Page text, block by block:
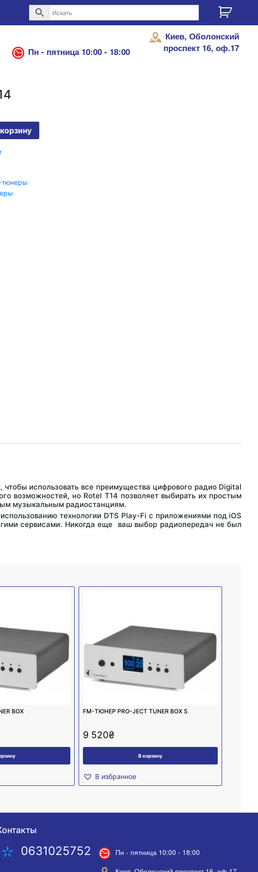
Пн - пятница 10:00 - 18:00
Киев, Оболонский
проспект 16, оф.17
тюнеры
использовать все преимущества цифрового радио Digital
возможностей, но Rotel T14 позволяет выбирать их простым
музыкальным радиостанциям.
технологии DTS Play-Fi с приложениями под iOS
сервисами. Никогда еще ваш выбор радиопередач не был
BOX FM-ТЮНЕР PRO-JECT TUNER BOX S
9 520₴
В корзину
В избранное
0631025752
Пн - пятница 10:00 - 18:00